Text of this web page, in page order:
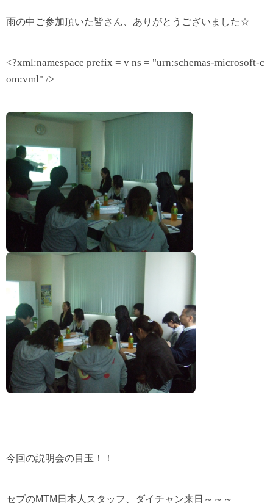
雨の中ご参加頂いた皆さん、ありがとうございました☆
<?xml:namespace prefix = v ns = "urn:schemas-microsoft-c
om:vml" />
今回の説明会の目玉！！
セブのMTM 日本人スタッフ、ダイチャン来日～～～